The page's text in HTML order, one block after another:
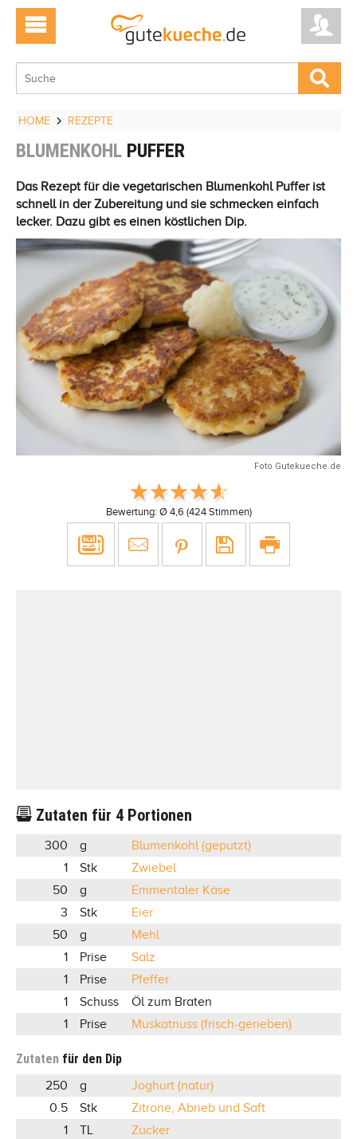
HOME REZEPTE
BLUMENKOHL PUFFER
Das Rezept für die vegetarischen Blumenkohl Puffer ist
schnell in der Zubereitung und sie schmecken einfach
lecker. Dazu gibt es einen köstlichen Dip.
Foto Gutekueche.de
Bewertung: Ø 4,6 (424Stimmen)
Zutaten für 4 Portionen
300 g
Blumenkohl (geputzt)
1
Stk
Zwiebel
50
g
Emmentaler Käse
3
Stk
Eier
50
g
Mehl
1
Prise
Salz
1
Prise
Pfeffer
1
Schuss
Öl zum Braten
1
Prise Muskatnuss (frisch-gerieben)
Zutaten für den Dip
250 g
Joghurt (natur)
0.5
Stk
Zitrone, Abrieb und Saft
1
TL
Zucker